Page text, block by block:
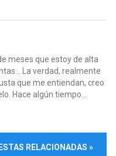
meses que estoy de alta
La verdad, realmente
que me entiendan, creo
Hace algún tiempo...
RELACIONADAS »